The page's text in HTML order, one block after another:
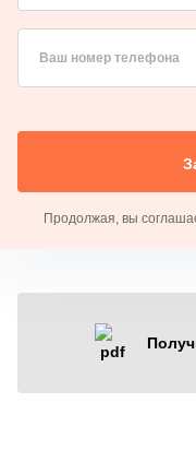
Ваш номер телефона
Продолжая, вы